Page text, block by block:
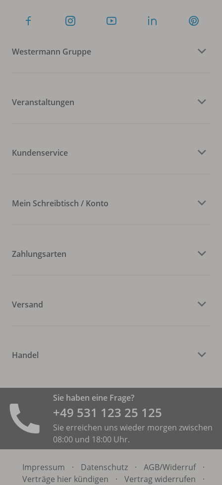
Westermann Gruppe
Veranstaltungen
Kundenservice
Mein Schreibtisch / Konto
Zahlungsarten
Versand
Handel
Sie haben eine Frage?
+49 531 ­123 25 125
Sie erreichen uns wieder morgen zwischen
08:00 und 18:00 Uhr.
Impressum · Datenschutz · AGB/Widerruf
·
Verträge hier kündigen
· Vertrag widerrufen ·